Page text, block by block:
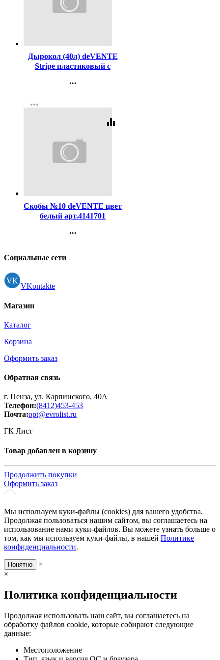
Дырокол (40л) deVENTE
Stripe пластиковый с
зеленый
...
Регистрация
more_horiz
equalizer
Скобы №10 deVENTE цвет
белый арт.4141701
...
Регистрация
Социальные сети
VKontakte
Магазин
Каталог
Корзина
Оформить заказ
Обратная связь
г. Пенза, ул. Карпинского, 40А
Телефон:(8412)453-453
Почта:opt@evrolist.ru
ГК Лист
Товар добавлен в корзину
Продолжить покупки
Оформить заказ
Мы используем куки-файлы (cookies) для вашего удобства.
Продолжая пользоваться нашим сайтом, вы соглашаетесь на
использование нами куки-файлов. Вы можете узнать больше о
том, как мы используем куки-файлы, в нашей Политике
конфиденциальности.
Понятно
×
×
Политика конфиденциальности
Продолжая использовать наш сайт, вы соглашаетесь на
обработку файлов cookie, которые собирают следующие
данные:
Местоположение